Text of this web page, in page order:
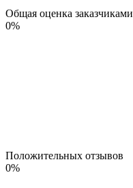
Общая оценка заказчиками
0%
Положительных отзывов
0%